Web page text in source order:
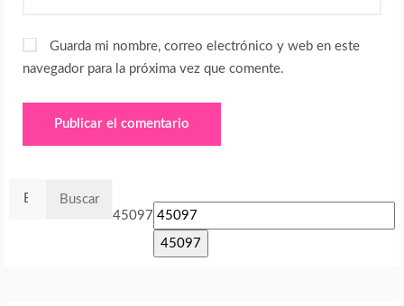
Guarda mi nombre, correo electrónico y web en este
navegador para la próxima vez que comente.
45097